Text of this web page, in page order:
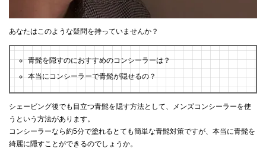
あなたはこのような疑問を持っていませんか？
青髭を隠すのにおすすめのコンシーラーは？
本当にコンシーラーで青髭が隠せるの？
シェービング後でも目立つ青髭を隠す方法として、メンズコンシーラーを使
うという方法があります。
コンシーラーなら約5分で塗れるとても簡単な青髭対策ですが、本当に青髭を
綺麗に隠すことができるのでしょうか。